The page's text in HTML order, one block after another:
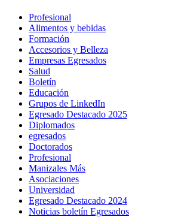
Profesional
Alimentos y bebidas
Formación
Accesorios y Belleza
Empresas Egresados
Salud
Boletín
Educación
Grupos de LinkedIn
Egresado Destacado 2025
Diplomados
egresados
Doctorados
Profesional
Manizales Más
Asociaciones
Universidad
Egresado Destacado 2024
Noticias boletín Egresados